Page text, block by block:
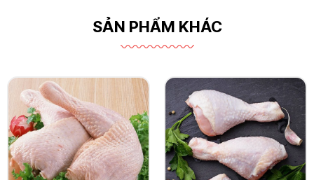
SẢN PHẨM KHÁC